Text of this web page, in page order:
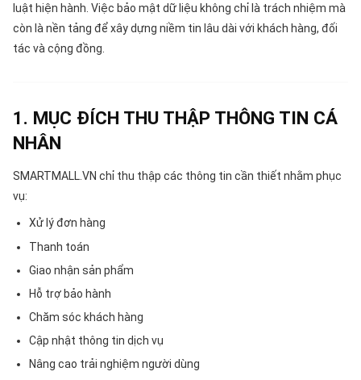
luật hiện hành. Việc bảo mật dữ liệu không chỉ là trách nhiệm mà
còn là nền tảng để xây dựng niềm tin lâu dài với khách hàng, đối
tác và cộng đồng.
1. MỤC ĐÍCH THU THẬP THÔNG TIN CÁ
NHÂN
SMARTMALL.VN chỉ thu thập các thông tin cần thiết nhằm phục
vụ:
Xử lý đơn hàng
Thanh toán
Giao nhận sản phẩm
Hỗ trợ bảo hành
Chăm sóc khách hàng
Cập nhật thông tin dịch vụ
Nâng cao trải nghiệm người dùng